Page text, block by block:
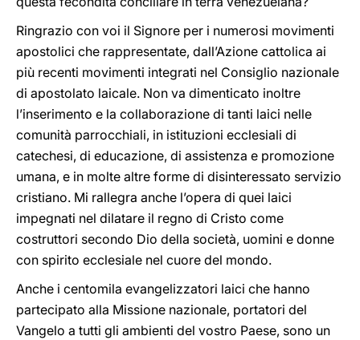
Ringrazio con voi il Signore per i numerosi movimenti
apostolici che rappresentate, dall’Azione cattolica ai
più recenti movimenti integrati nel Consiglio nazionale
di apostolato laicale. Non va dimenticato inoltre
l’inserimento e la collaborazione di tanti laici nelle
comunità parrocchiali, in istituzioni ecclesiali di
catechesi, di educazione, di assistenza e promozione
umana, e in molte altre forme di disinteressato servizio
cristiano. Mi rallegra anche l’opera di quei laici
impegnati nel dilatare il regno di Cristo come
costruttori secondo Dio della società, uomini e donne
con spirito ecclesiale nel cuore del mondo.
Anche i centomila evangelizzatori laici che hanno
partecipato alla Missione nazionale, portatori del
Vangelo a tutti gli ambienti del vostro Paese, sono un